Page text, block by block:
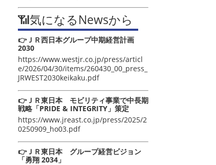
📶気になるNewsから
👉ＪＲ西日本グループ中期経営計画
2030
https://www.westjr.co.jp/press/articl
e/2026/04/30/items/260430_00_press_
JRWEST2030keikaku.pdf
👉ＪＲ東日本 モビリティ事業で中長期
戦略「PRIDE & INTEGRITY」策定
https://www.jreast.co.jp/press/2025/2
0250909_ho03.pdf
👉ＪＲ東日本 グループ経営ビジョン
「勇翔 2034」